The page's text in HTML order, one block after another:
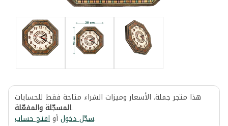
هذا متجر جملة. الأسعار وميزات الشراء متاحة فقط للحسابات
المسجّلة والمفعّلة.
سجّل دخولأوافتح حساب .